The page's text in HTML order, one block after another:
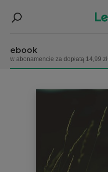
ebook
w abonamencie za dopłatą 14,99 zł